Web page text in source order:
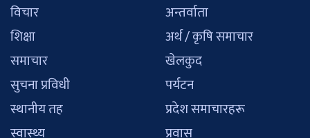
विचार
शिक्षा
समाचार
सुचना प्रविधी
स्थानीय तह
स्वास्थ्य
अन्तर्वाता
अर्थ / कृषि समाचार
खेलकुद
पर्यटन
प्रदेश समाचारहरू
प्रवास